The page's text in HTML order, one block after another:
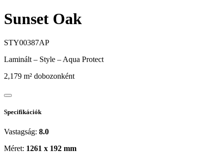
Sunset Oak
STY00387AP
Laminált – Style – Aqua Protect
2,179 m² dobozonként
Specifikációk
Vastagság: 8.0
Méret: 1261 x 192 mm